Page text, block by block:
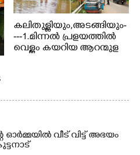
കലിതുള്ളിയും,അടങ്ങിയും-
---1.മിന്നൽ പ്രളയത്തിൽ
വെള്ളം കയറിയ ആറന്മുള
ഇറങ്ങിപ്പോൾ
ത്തിന് ഓച്ചിറ അഴിക്കലിൽ
നിന്ന്എത്തിച്ച ബോട്ടും.
ഓർമ്മയിൽ വീട് വിട്ട് അഭയം